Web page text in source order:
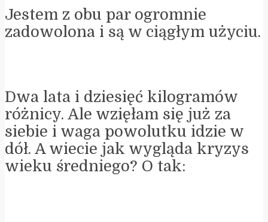
Jestem z obu par ogromnie
zadowolona i są w ciągłym użyciu.
Dwa lata i dziesięć kilogramów
różnicy. Ale wzięłam się już za
siebie i waga powolutku idzie w
dół. A wiecie jak wygląda kryzys
wieku średniego? O tak: